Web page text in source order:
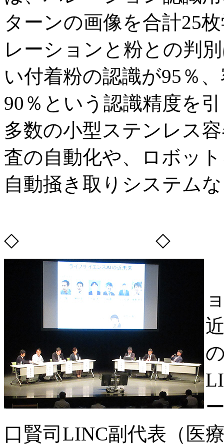
ターンの画像を合計25
レーションと粉との判
い付着粉の認識が95％
90％という認識精度を
多数の小型ステンレス
査の自動化や、ロボッ
自動掻き取りシステム
◇ ◇
口賢司LINC副代表（医